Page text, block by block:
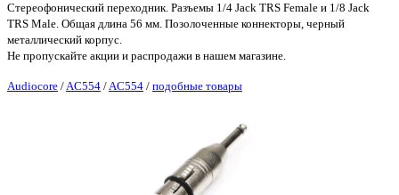
Стереофонический переходник. Разъемы 1/4 Jack TRS Female и 1/8 Jack
TRS Male. Общая длина 56 мм. Позолоченные коннекторы, черный
металлический корпус.
Не пропускайте акции и распродажи в нашем магазине.
Audiocore /AC554 /AC554 / подобные товары